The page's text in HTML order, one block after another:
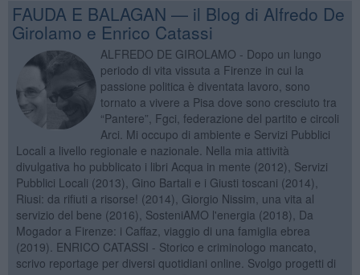
FAUDA E BALAGAN — il Blog di Alfredo De
Girolamo e Enrico Catassi
ALFREDO DE GIROLAMO - Dopo un lungo
periodo di vita vissuta a Firenze in cui la
passione politica è diventata lavoro, sono
tornato a vivere a Pisa dove sono cresciuto tra
“Pantere”, Fgci, federazione del partito e circoli
Arci. Mi occupo di ambiente e Servizi Pubblici
Locali a livello regionale e nazionale. Nella mia attività
divulgativa ho pubblicato i libri Acqua in mente (2012), Servizi
Pubblici Locali (2013), Gino Bartali e i Giusti toscani (2014),
Riusi: da rifiuti a risorse! (2014), Giorgio Nissim, una vita al
servizio del bene (2016), SosteniAMO l'energia (2018), Da
Mogador a Firenze: i Caffaz, viaggio di una famiglia ebrea
(2019). ENRICO CATASSI - Storico e criminologo mancato,
scrivo reportage per diversi quotidiani online. Svolgo progetti di